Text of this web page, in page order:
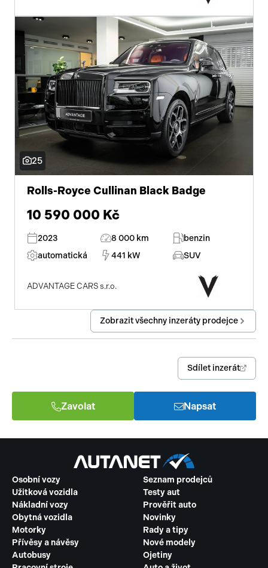
25
Rolls-Royce Cullinan Black Badge
10 590 000 Kč
2023 8 000 km
benzin
automatická
441 kW SUV
ADVANTAGE CARS s.r.o.
Zobrazit všechny inzeráty prodejce
Sdílet inzerát
Zavolat Napsat
Osobní vozy
Užitková vozidla
Nákladní vozy
Obytná vozidla
Motorky
Přívěsy a návěsy
Autobusy
Seznam prodejců
Testy aut
Prověřit auto
Novinky
Rady a tipy
Nové modely
Ojetiny